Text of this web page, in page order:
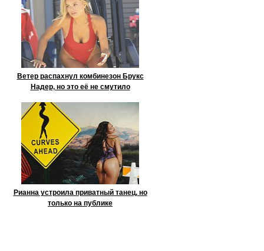
Ветер распахнул комбинезон Брукс
Надер, но это её не смутило
Рианна устроила приватный танец, но
только на публике